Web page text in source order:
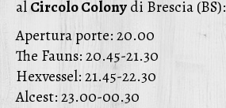
alCircolo Colonydi Brescia (BS):
Apertura porte: 20.00
The Fauns: 20.45-21.30
Hexvessel: 21.45-22.30
Alcest: 23.00-00.30